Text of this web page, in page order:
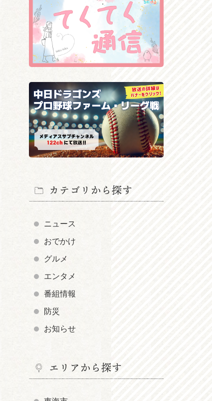
カテゴリから探す
ニュース
おでかけ
グルメ
エンタメ
番組情報
防災
お知らせ
エリアから探す